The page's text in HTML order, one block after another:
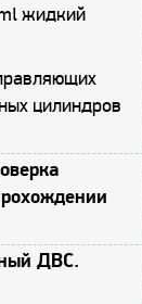
жидкий
цилиндров
ДВС.